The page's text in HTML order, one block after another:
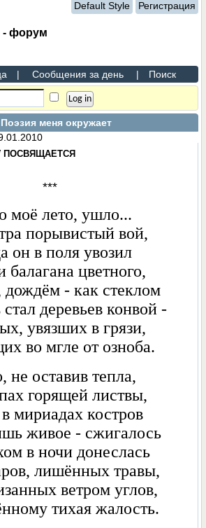
Default Style Регистрация
- форум
| Сообщения за день | Поиск
меня окружает
***
моё лето, ушло...
порывистый вой,
он в поля увозил
балагана цветного,
дождём - как стеклом
деревьев конвой -
увязших в грязи,
во мгле от озноба.
не оставив тепла,
горящей листвы,
мириадах костров
живое - сжигалось
в ночи донеслась
лишённых травы,
ветром углов,
тихая жалость.